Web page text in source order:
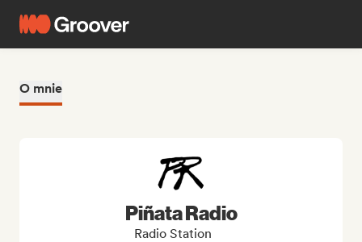
O mnie
Piñata Radio
Radio Station